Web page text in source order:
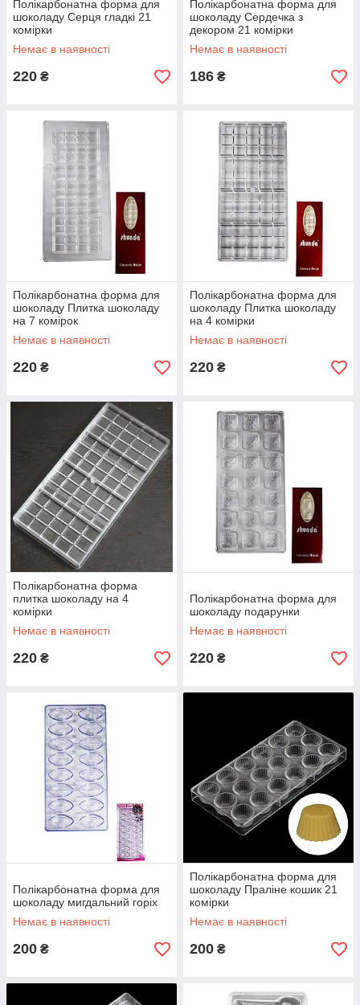
Полікарбонатна форма для
шоколаду Серця гладкі 21
комірки
Немає в наявності
220 ₴
Полікарбонатна форма для
шоколаду Сердечка з
декором 21 комірки
Немає в наявності
186 ₴
Полікарбонатна форма для
шоколаду Плитка шоколаду
на 7 комірок
Немає в наявності
220 ₴
Полікарбонатна форма для
шоколаду Плитка шоколаду
на 4 комірки
Немає в наявності
220 ₴
Полікарбонатна форма
плитка шоколаду на 4
комірки
Немає в наявності
220 ₴
Полікарбонатна форма для
шоколаду подарунки
Немає в наявності
220 ₴
Полікарбонатна форма для
шоколаду мигдальний горіх
Немає в наявності
200 ₴
Полікарбонатна форма для
шоколаду Праліне кошик 21
комірки
Немає в наявності
200 ₴